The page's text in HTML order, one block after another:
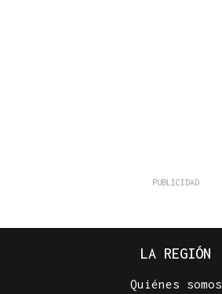
LA REGIÓN
Quiénes somos